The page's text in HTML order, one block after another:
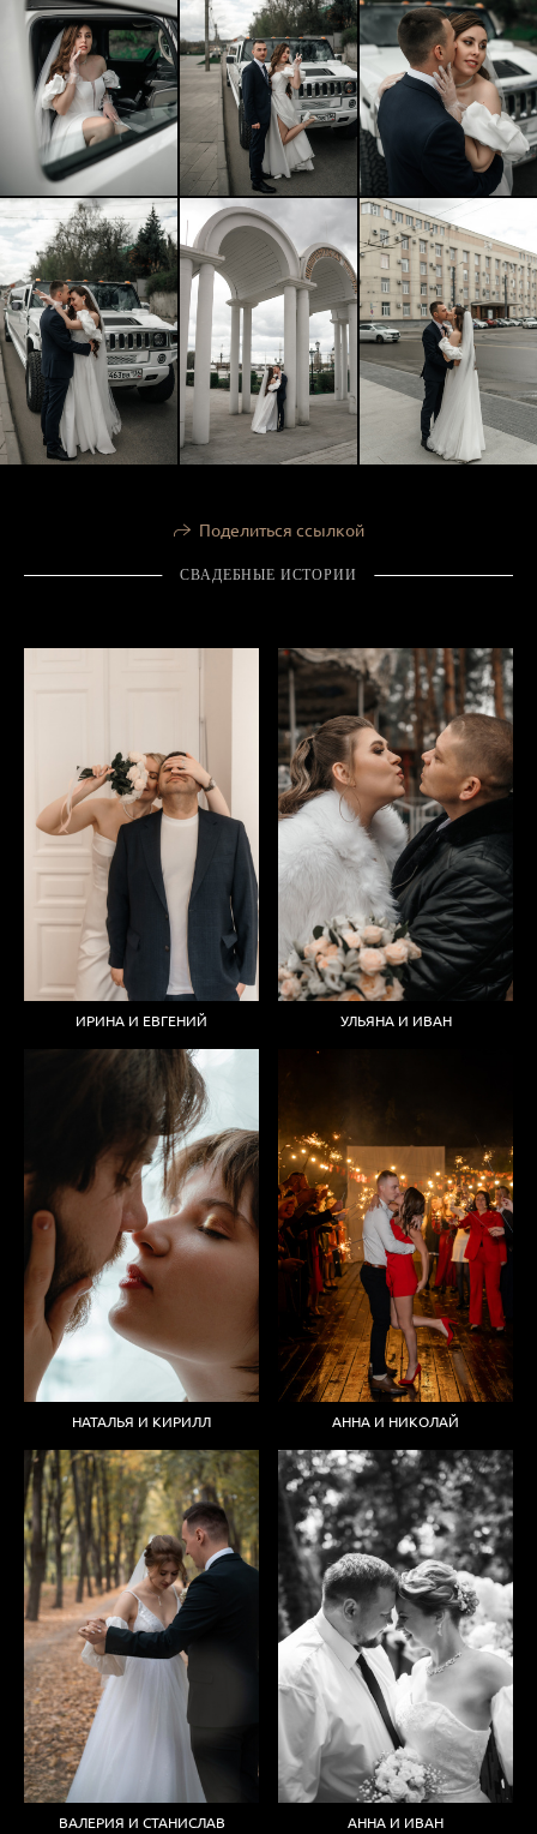
Поделиться ссылкой
СВАДЕБНЫЕ ИСТОРИИ
ИРИНА И ЕВГЕНИЙ УЛЬЯНА И ИВАН
НАТАЛЬЯ И КИРИЛЛ АННА И НИКОЛАЙ
ВАЛЕРИЯ И СТАНИСЛАВ АННА И ИВАН